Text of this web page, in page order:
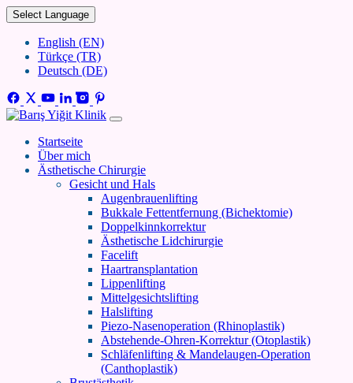
Select Language
English (EN)
Türkçe (TR)
Deutsch (DE)
Startseite
Über mich
Ästhetische Chirurgie
Gesicht und Hals
Augenbrauenlifting
Bukkale Fettentfernung (Bichektomie)
Doppelkinnkorrektur
Ästhetische Lidchirurgie
Facelift
Haartransplantation
Lippenlifting
Mittelgesichtslifting
Halslifting
Piezo-Nasenoperation (Rhinoplastik)
Abstehende-Ohren-Korrektur (Otoplastik)
Schläfenlifting & Mandelaugen-Operation
(Canthoplastik)